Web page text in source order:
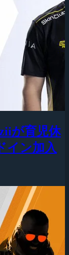
が育児休
イン加入